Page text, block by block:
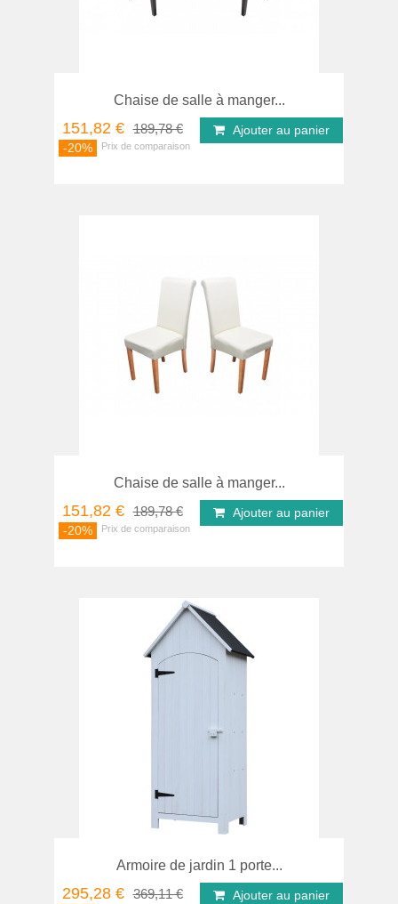
Chaise de salle à manger...
151,82 € 189,78 €
-20%
Ajouter au panier
Chaise de salle à manger...
151,82 € 189,78 €
-20%
Ajouter au panier
Armoire de jardin 1 porte...
295,28 € 369,11 € Ajouter au panier